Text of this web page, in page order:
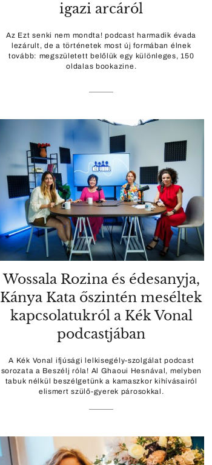
igazi arcáról
Az Ezt senki nem mondta! podcast harmadik évada
lezárult, de a történetek most új formában élnek
tovább: megszületett belőlük egy különleges, 150
oldalas bookazine.
Wossala Rozina és édesanyja,
Kánya Kata őszintén meséltek
kapcsolatukról a Kék Vonal
podcastjában
A Kék Vonal ifjúsági lelkisegély-szolgálat podcast
sorozata a Beszélj róla! Al Ghaoui Hesnával, melyben
tabuk nélkül beszélgetünk a kamaszkor kihívásairól
elismert szülő-gyerek párosokkal.